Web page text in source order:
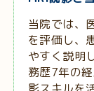
当院では、
を評価し、
やすく説明
務歴7年の